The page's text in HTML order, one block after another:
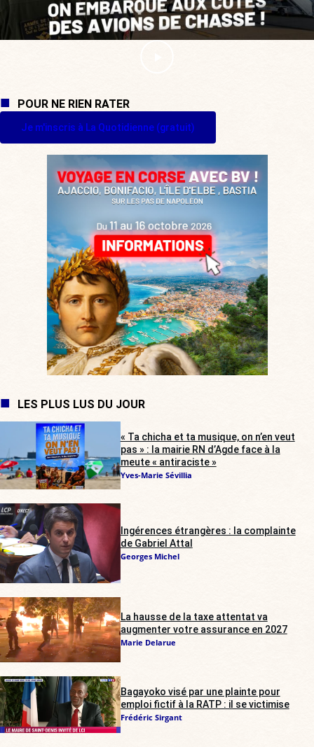
POUR NE RIEN RATER
Je m'inscris à La Quotidienne (gratuit)
LES PLUS LUS DU JOUR
« Ta chicha et ta musique, on n’en veut
pas » : la mairie RN d’Agde face à la
meute « antiraciste »
Yves-Marie Sévillia
Ingérences étrangères : la complainte
de Gabriel Attal
Georges Michel
La hausse de la taxe attentat va
augmenter votre assurance en 2027
Marie Delarue
Bagayoko visé par une plainte pour
emploi fictif à la RATP : il se victimise
Frédéric Sirgant